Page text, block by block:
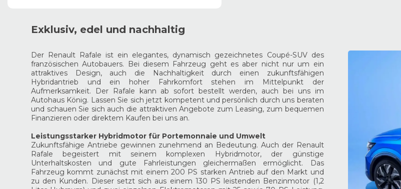
Exklusiv, edel und nachhaltig
Der Renault Rafale ist ein elegantes, dynamisch gezeichnetes Coupé-SUV des
französischen Autobauers. Bei diesem Fahrzeug geht es aber nicht nur um ein
attraktives Design, auch die Nachhaltigkeit durch einen zukunftsfähigen
Hybridantrieb und ein hoher Fahrkomfort stehen im Mittelpunkt der
Aufmerksamkeit. Der Rafale kann ab sofort bestellt werden, auch bei uns im
Autohaus König. Lassen Sie sich jetzt kompetent und persönlich durch uns beraten
und schauen Sie sich auch die attraktiven Angebote zum Leasing, zum bequemen
Finanzieren oder direktem Kaufen bei uns an.
Leistungsstarker Hybridmotor für Portemonnaie und Umwelt
Zukunftsfähige Antriebe gewinnen zunehmend an Bedeutung. Auch der Renault
Rafale begeistert mit seinem komplexen Hybridmotor, der günstige
Unterhaltskosten und gute Fahrleistungen gleichermaßen ermöglicht. Das
Fahrzeug kommt zunächst mit einem 200 PS starken Antrieb auf den Markt und
zu den Kunden. Dieser setzt sich aus einem 130 PS leistenden Benzinmotor (1,2